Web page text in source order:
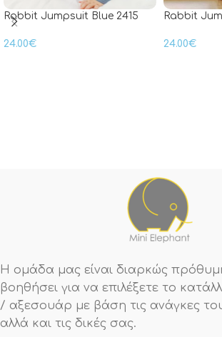
Rabbit Jumpsuit Blue 2415
24.00€
Rabbit
24.00€
Η ομάδα μας είναι διαρκώς
βοηθήσει για να επιλέξετε το
/ αξεσουάρ με βάση τις ανάγκες
αλλά και τις δικές σας.